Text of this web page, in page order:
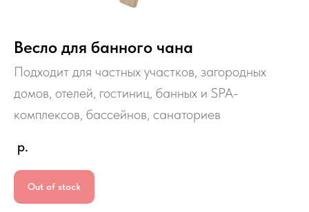
Весло для банного чана
Подходит для частных участков, загородных
домов, отелей, гостиниц, банных и SPA-
комплексов, бассейнов, санаториев
р.
Out of stock